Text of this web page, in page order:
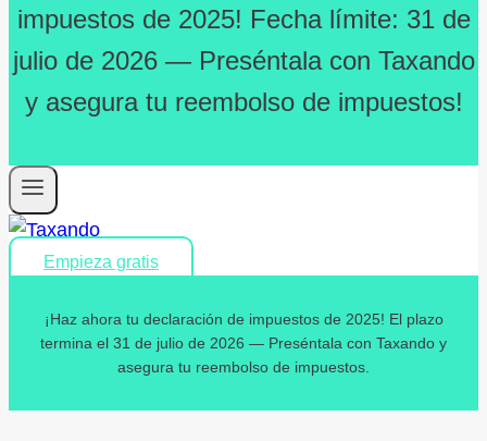
impuestos de 2025! Fecha límite: 31 de
julio de 2026 — Preséntala con Taxando
y asegura tu reembolso de impuestos!
Empieza gratis
¡Haz ahora tu declaración de impuestos de 2025! El plazo
termina el 31 de julio de 2026 — Preséntala con Taxando y
asegura tu reembolso de impuestos.